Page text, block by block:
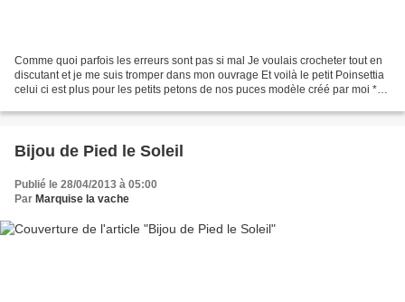
Comme quoi parfois les erreurs sont pas si mal Je voulais crocheter tout en
discutant et je me suis tromper dans mon ouvrage Et voilà le petit Poinsettia
celui ci est plus pour les petits petons de nos puces modèle créé par moi ****
Bijou de Pied le Soleil
Publié le 28/04/2013 à 05:00
Par Marquise la vache